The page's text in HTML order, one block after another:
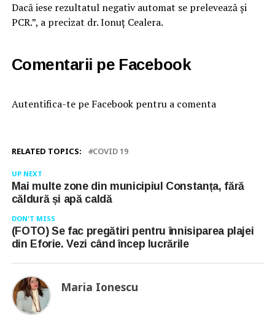
Dacă iese rezultatul negativ automat se prelevează și
PCR.”, a precizat dr. Ionuț Cealera.
Comentarii pe Facebook
Autentifica-te pe Facebook pentru a comenta
RELATED TOPICS: COVID 19
UP NEXT
Mai multe zone din municipiul Constanța, fără
căldură și apă caldă
DON'T MISS
(FOTO) Se fac pregătiri pentru înnisiparea plajei
din Eforie. Vezi când încep lucrările
Maria Ionescu